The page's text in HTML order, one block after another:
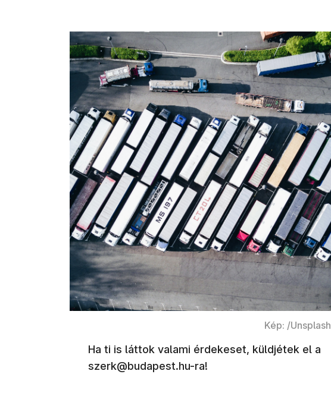
Kép: /Unsplash
Ha ti is láttok valami érdekeset, küldjétek el a
szerk@budapest.hu-ra!